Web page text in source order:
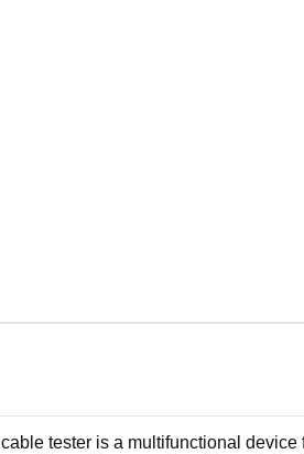
cable tester is a multifunctional